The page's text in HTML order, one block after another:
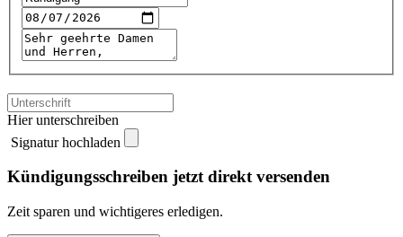
Hier unterschreiben
Signatur hochladen
Kündigungsschreiben jetzt direkt versenden
Zeit sparen und wichtigeres erledigen.